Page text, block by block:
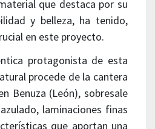
que destaca por su
y belleza, ha tenido,
en este proyecto.
protagonista de esta
procede de la cantera
Benuza (León), sobresale
laminaciones finas
que aportan una